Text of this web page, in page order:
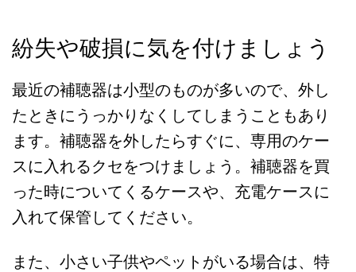
紛失や破損に気を付けましょう
最近の補聴器は小型のものが多いので、外し
たときにうっかりなくしてしまうこともあり
ます。補聴器を外したらすぐに、専用のケー
スに入れるクセをつけましょう。補聴器を買
った時についてくるケースや、充電ケースに
入れて保管してください。
また、小さい子供やペットがいる場合は、特